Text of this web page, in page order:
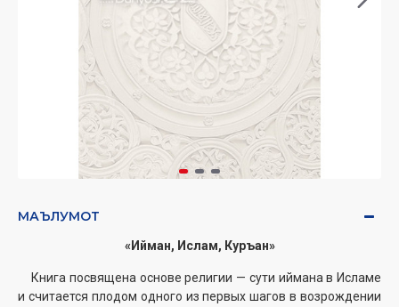
МАЪЛУМОТ
«Ийман, Ислам, Куръан»
Книга посвящена основе религии — сути иймана в Исламе
и считается плодом одного из первых шагов в возрождении